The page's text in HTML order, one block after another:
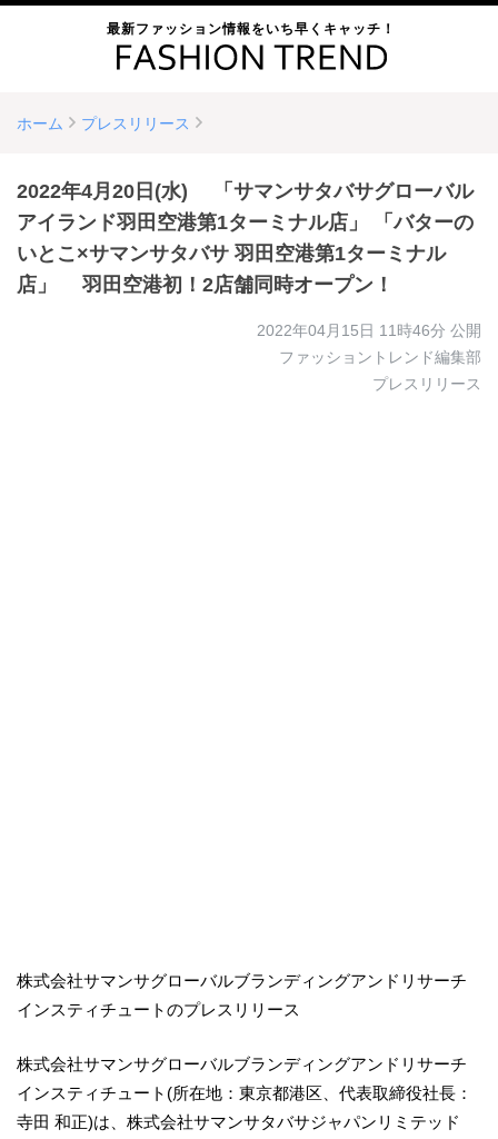
最新ファッション情報をいち早くキャッチ！
ホーム プレスリリース
2022年4月20日(水) 「サマンサタバサグローバル
アイランド羽田空港第1ターミナル店」 「バターの
いとこ×サマンサタバサ 羽田空港第1ターミナル
店」 羽田空港初！2店舗同時オープン！
2022年04月15日 11時46分 公開
ファッショントレンド編集部
プレスリリース
株式会社サマンサグローバルブランディングアンドリサーチ
インスティチュートのプレスリリース
株式会社サマンサグローバルブランディングアンドリサーチ
インスティチュート(所在地：東京都港区、代表取締役社長：
寺田 和正)は、株式会社サマンサタバサジャパンリミテッド